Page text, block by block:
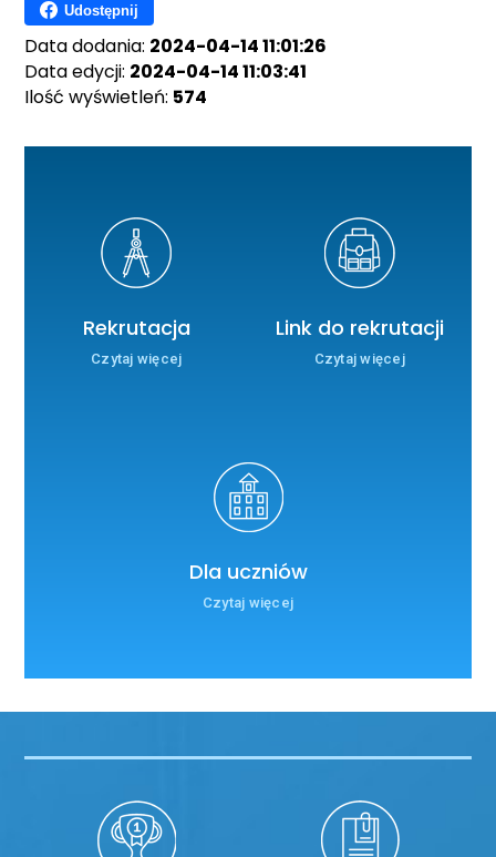
Udostępnij
Data dodania: 2024-04-14 11:01:26
Data edycji: 2024-04-14 11:03:41
Ilość wyświetleń: 574
Rekrutacja
Czytaj więcej
Link do rekrutacji
Czytaj więcej
Dla uczniów
Czytaj więcej